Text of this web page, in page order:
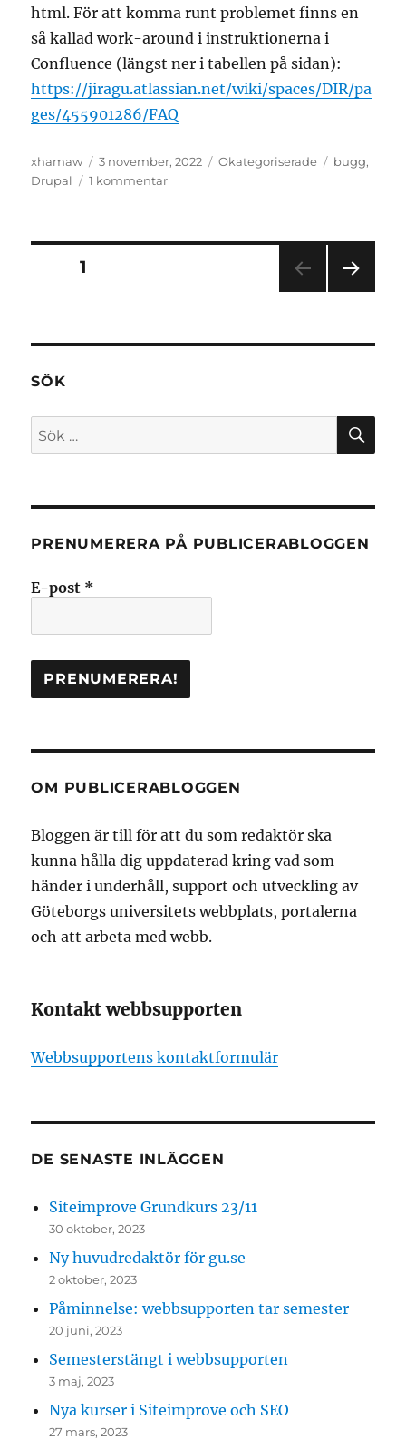
html. För att komma runt problemet finns en
så kallad work-around i instruktionerna i
Confluence (längst ner i tabellen på sidan):
https://jiragu.atlassian.net/wiki/spaces/DIR/pa
ges/455901286/FAQ
Författare
xhamaw Postat
3 november, 2022 Kategorier
Okategoriserade Taggar
bugg,
Drupal
1 kommentartill
Inläggsnavigering
SIDA1
SÖK
Sök
efter:
PRENUMERERA PÅ PUBLICERABLOGGEN
E-post *
OM PUBLICERABLOGGEN
Bloggen är till för att du som redaktör ska
kunna hålla dig uppdaterad kring vad som
händer i underhåll, support och utveckling av
Göteborgs universitets webbplats, portalerna
och att arbeta med webb.
Kontakt webbsupporten
Webbsupportens kontaktformulär
DE SENASTE INLÄGGEN
Siteimprove Grundkurs 23/11
30 oktober, 2023
Ny huvudredaktör för gu.se
2 oktober, 2023
Påminnelse: webbsupporten tar semester
20 juni, 2023
Semesterstängt i webbsupporten
3 maj, 2023
Nya kurser i Siteimprove och SEO
27 mars, 2023